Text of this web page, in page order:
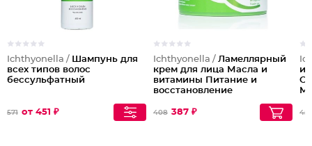
Ichthyonella /
Шампунь для
всех типов волос
бессульфатный
571 от 451 ₽
Ichthyonella / Ламеллярный
крем для лица Масла и
витамины Питание и
восстановление
408 387 ₽
и